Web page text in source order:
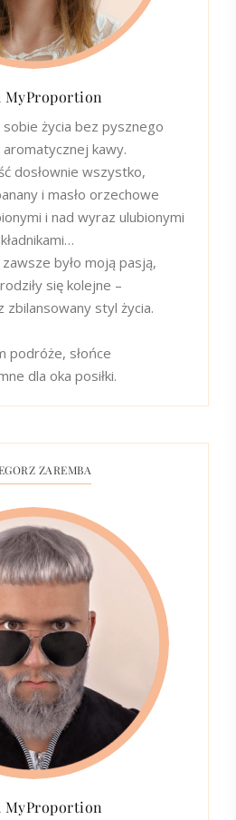
MyProportion
życia bez pysznego
aromatycznej kawy.
dosłownie wszystko,
i masło orzechowe
i nad wyraz ulubionymi
było moją pasją,
się kolejne –
zbilansowany styl życia.
podróże, słońce
dla oka posiłki.
ZAREMBA
MyProportion